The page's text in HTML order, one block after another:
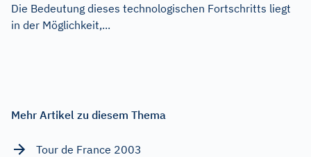
Die Bedeutung dieses technologischen Fortschritts liegt
in der Möglichkeit,...
Mehr Artikel zu diesem Thema
Tour de France 2003